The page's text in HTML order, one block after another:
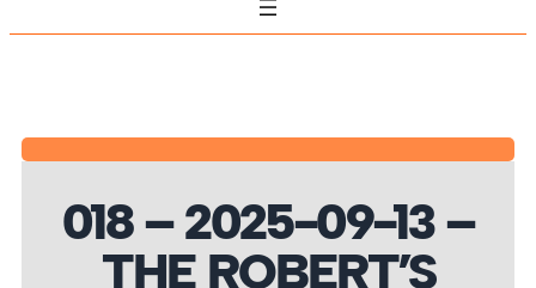
018 – 2025-09-13 –
THE ROBERT’S